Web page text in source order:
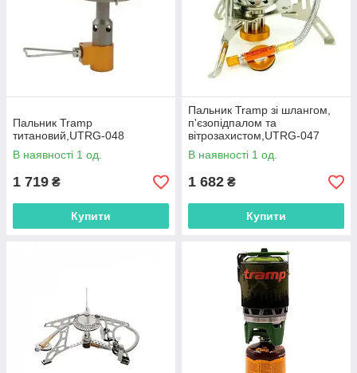
Пальник Tramp
титановий,UTRG-048
В наявності 1 од.
1 719 ₴
Купити
Пальник Tramp зі шлангом,
п'єзопідпалом та
вітрозахистом,UTRG-047
В наявності 1 од.
1 682 ₴
Купити